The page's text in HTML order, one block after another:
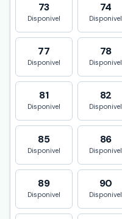
73
Disponivel
74
Disponivel
77
Disponivel
78
Disponivel
81
Disponivel
82
Disponivel
85
Disponivel
86
Disponivel
89
Disponivel
90
Disponivel